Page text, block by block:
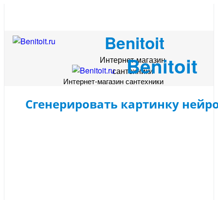
Benitoit
Интернет-магазин
сантехники
Benitoit
Интернет-магазин сантехники
Сгенерировать картинку